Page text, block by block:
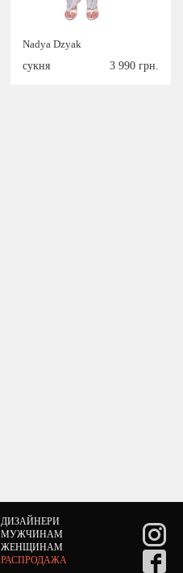
Nadya Dzyak
сукня
3 990 грн.
ДИЗАЙНЕРИ
МУЖЧИНАМ
ЖЕНЩИНАМ
РАСПРОДАЖА